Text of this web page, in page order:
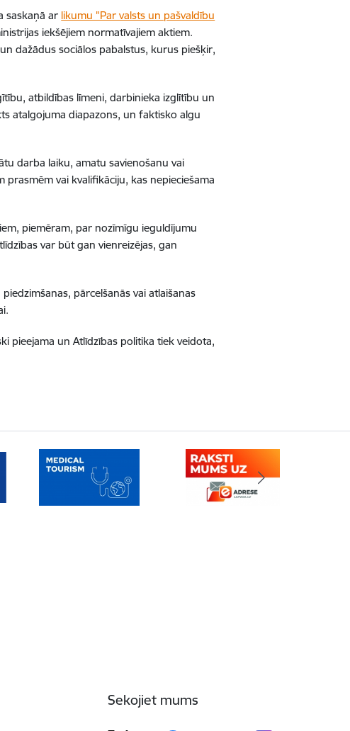
saskaņā ar likumu "Par valsts un pašvaldību
iekšējiem normatīvajiem aktiem.
dažādus sociālos pabalstus, kurus piešķir,
atbildības līmeni, darbinieka izglītību un
atalgojuma diapazons, un faktisko algu
darba laiku, amatu savienošanu vai
vai kvalifikāciju, kas nepieciešama
piemēram, par nozīmīgu ieguldījumu
var būt gan vienreizējas, gan
pārcelšanās vai atlaišanas
pieejama un Atlīdzības politika tiek veidota,
Sekojiet mums